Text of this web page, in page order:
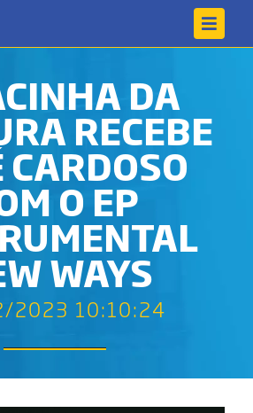
DA
RECEBE
CARDOSO
O EP
WAYS
2023 10:10:24